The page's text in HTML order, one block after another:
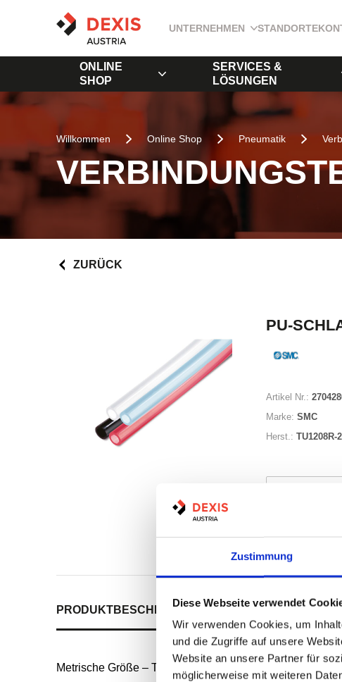
Zustimmung
Diese Webseite verwendet
Wir verwenden Cookies, um
und die Zugriffe auf unsere
Website an unsere Partner für
möglicherweise mit weiteren
UNTERNEHMEN STANDORTE
ONLINE
SHOP
SERVICES &
LÖSUNGEN
Willkommen Online Shop Pneumatik
ZURÜCK
PU-
Artikel Nr.:
Marke: SMC
Herst.: TU1208R-
PRODUKTBESCHREIBUNGALLE SPEZIFIKATIONEN
Metrische Größe – TU